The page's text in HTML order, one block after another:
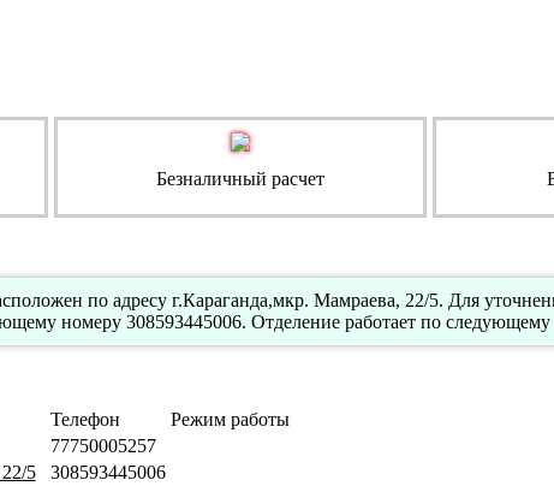
Безналичный расчет
по адресу г.Караганда,мкр. Мамраева, 22/5. Для
номеру 308593445006. Отделение работает по следующему
Телефон
Режим работы
77750005257
5
308593445006